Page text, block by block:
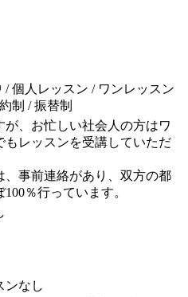
/ 個人レッスン / ワンレッスン
制 / 振替制
が、お忙しい社会人の方はワ
もレッスンを受講していただ
、事前連絡があり、双方の都
％行っています。
ンなし